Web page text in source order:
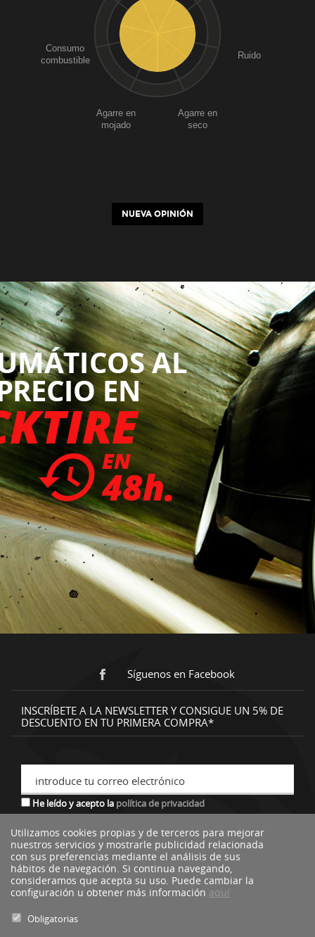
Ruido
Agarre en
seco
Agarre en
mojado
Consumo
combustible
NUEVA OPINIÓN
Síguenos en Facebook
INSCRÍBETE A LA NEWSLETTER Y CONSIGUE UN 5% DE
DESCUENTO EN TU PRIMERA COMPRA*
introduce tu correo electrónico
He leído y acepto la política de privacidad
*descuento no acumulable a otras ofertas o promociones.
Utilizamos cookies propias y de terceros para mejorar
nuestros servicios y mostrarle publicidad relacionada
con sus preferencias mediante el análisis de sus
hábitos de navegación. Si continua navegando,
consideramos que acepta su uso. Puede cambiar la
configuración u obtener más información aquí
Obligatorias